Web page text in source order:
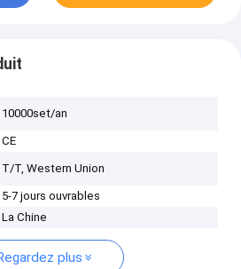
10000set/an
CE
T/T, Western Union
5-7 jours ouvrables
La Chine
plus